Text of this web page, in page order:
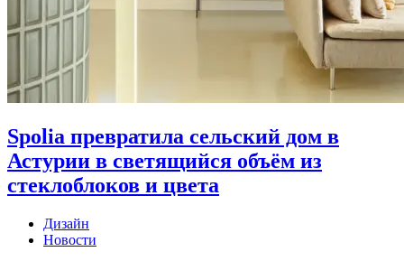
Spolia превратила сельский дом в
Астурии в светящийся объём из
стеклоблоков и цвета
Дизайн
Новости